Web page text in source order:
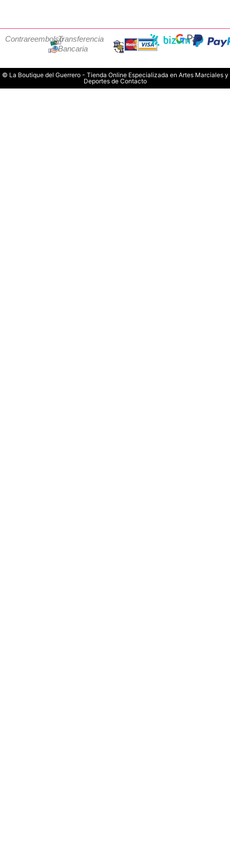
ContrareembolsoTransferencia
Bancaria
© La Boutique del Guerrero - Tienda Online Especializada en Artes Marciales y
Deportes de Contacto